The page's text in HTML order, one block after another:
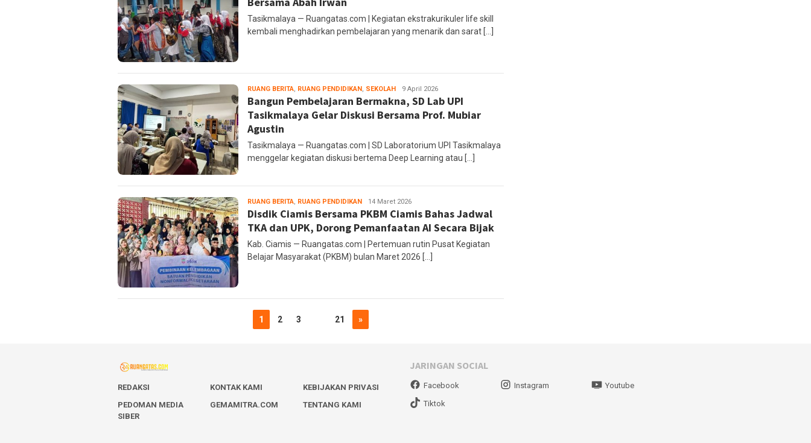
Tasikmalaya — Ruangatas.com | Kegiatan ekstrakurikuler life skill
kembali menghadirkan pembelajaran yang menarik dan sarat […]
RUANG BERITA, RUANG PENDIDIKAN , SEKOLAH administrator
9 April 2026
Bangun Pembelajaran Bermakna, SD Lab UPI
Tasikmalaya Gelar Diskusi Bersama Prof. Mubiar
Agustin
Tasikmalaya — Ruangatas.com | SD Laboratorium UPI Tasikmalaya
menggelar kegiatan diskusi bertema Deep Learning atau […]
RUANG BERITA, RUANG PENDIDIKAN
Ruang
Editor
14 Maret 2026
Disdik Ciamis Bersama PKBM Ciamis Bahas Jadwal
TKA dan UPK, Dorong Pemanfaatan AI Secara Bijak
Kab. Ciamis — Ruangatas.com | Pertemuan rutin Pusat Kegiatan
Belajar Masyarakat (PKBM) bulan Maret 2026 […]
1 2 3 21 »
REDAKSI KONTAK KAMI
KEBIJAKAN PRIVASI
PEDOMAN MEDIA
SIBER
GEMAMITRA.COM TENTANG KAMI
JARINGAN SOCIAL
Facebook Instagram
Youtube
Tiktok